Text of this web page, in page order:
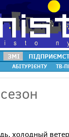
ЗМІ
АБІТУРІЄНТУ ТВ-
холодный